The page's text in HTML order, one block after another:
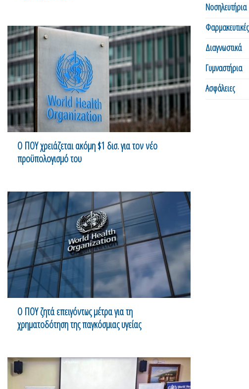
Ο ΠΟΥ χρειάζεται ακόμη $1 δισ. για τον νέο
προϋπολογισμό του
Ο ΠΟΥ ζητά επειγόντως μέτρα για τη
χρηματοδότηση της παγκόσμιας υγείας
Νοσηλευτήρια
Φαρμακευτικές
Διαγνωστικά
Γυμναστήρια
Ασφάλειες